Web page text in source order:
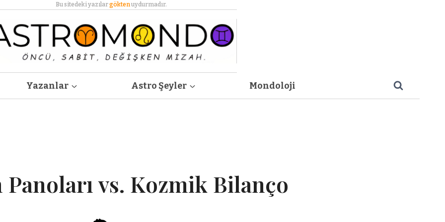
Bu sitedeki yazılargöktenuydurmadır.
Yazanlar Astro Şeyler Mondoloji
Panoları vs. Kozmik Bilanço